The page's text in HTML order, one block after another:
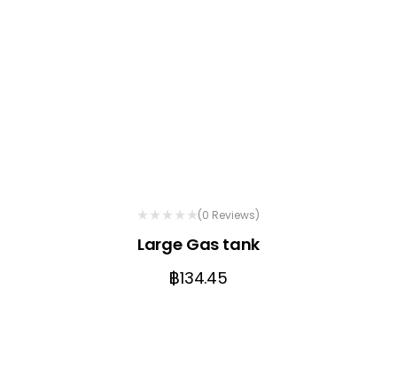
(0 Reviews)
Large Gas tank
฿134.45